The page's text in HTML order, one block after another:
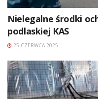
Nielegalne środki
podlaskiej KAS
25 CZERWCA 2025